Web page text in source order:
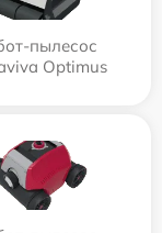
пылесос
Optimus